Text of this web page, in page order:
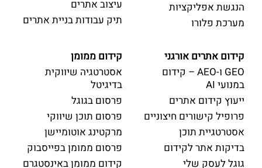
הנגשת אפליקציות
מערכת פלורו
עיצוב אתרים
תיק עבודות בניית אתרים
קידום אתרים אורגני
GEO ו-AEO – קידום
במנועי AI
ייעוץ קידום אתרים
פרופיל קישורים חיצוניים
אסטרטגיית תוכן
בדיקות אתר לקידום
גוגל לעסק שלי
קידום ממומן
אסטרטגיה שיווקית
בדיגיטל
פרסום בגוגל
פרסום תוכן שיווקי
מרקטינג אוטומיישן
פרסום ממומן בפייסבוק
קידום ממומן באינסטגרם